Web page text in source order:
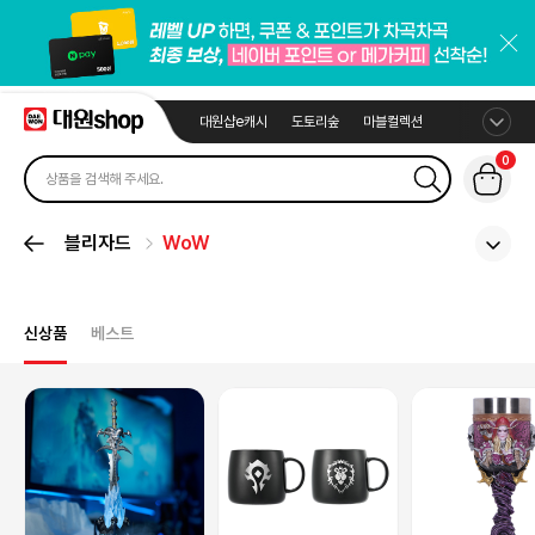
대원샵e캐시 도토리숲 마블컬렉션
0
블리자드 WoW
신상품 베스트